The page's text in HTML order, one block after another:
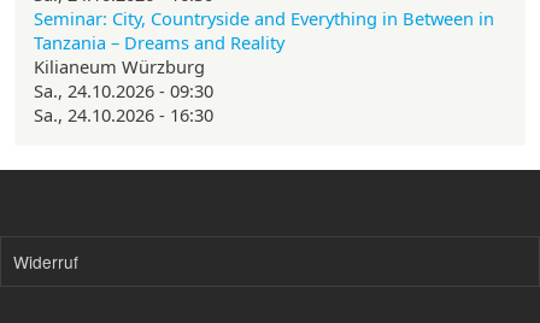
Seminar: City, Countryside and Everything in Between in
Tanzania – Dreams and Reality
Kilianeum Würzburg
Sa., 24.10.2026 - 09:30
Sa., 24.10.2026 - 16:30
Widerruf